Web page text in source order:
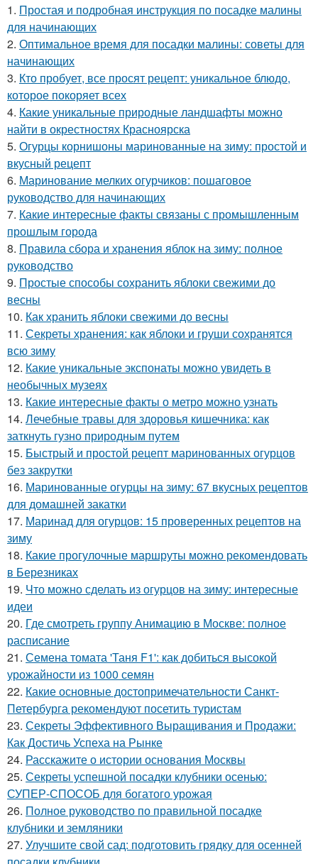
1. Простая и подробная инструкция по посадке малины
для начинающих
2. Оптимальное время для посадки малины: советы для
начинающих
3. Кто пробует, все просят рецепт: уникальное блюдо,
которое покоряет всех
4. Какие уникальные природные ландшафты можно
найти в окрестностях Красноярска
5. Огурцы корнишоны маринованные на зиму: простой и
вкусный рецепт
6. Маринование мелких огурчиков: пошаговое
руководство для начинающих
7. Какие интересные факты связаны с промышленным
прошлым города
8. Правила сбора и хранения яблок на зиму: полное
руководство
9. Простые способы сохранить яблоки свежими до
весны
10. Как хранить яблоки свежими до весны
11. Секреты хранения: как яблоки и груши сохранятся
всю зиму
12. Какие уникальные экспонаты можно увидеть в
необычных музеях
13. Какие интересные факты о метро можно узнать
14. Лечебные травы для здоровья кишечника: как
заткнуть гузно природным путем
15. Быстрый и простой рецепт маринованных огурцов
без закрутки
16. Маринованные огурцы на зиму: 67 вкусных рецептов
для домашней закатки
17. Маринад для огурцов: 15 проверенных рецептов на
зиму
18. Какие прогулочные маршруты можно рекомендовать
в Березниках
19. Что можно сделать из огурцов на зиму: интересные
идеи
20. Где смотреть группу Анимацию в Москве: полное
расписание
21. Семена томата 'Таня F1': как добиться высокой
урожайности из 1000 семян
22. Какие основные достопримечательности Санкт-
Петербурга рекомендуют посетить туристам
23. Секреты Эффективного Выращивания и Продажи:
Как Достичь Успеха на Рынке
24. Расскажите о истории основания Москвы
25. Секреты успешной посадки клубники осенью:
СУПЕР-СПОСОБ для богатого урожая
26. Полное руководство по правильной посадке
клубники и земляники
27. Улучшите свой сад: подготовить грядку для осенней